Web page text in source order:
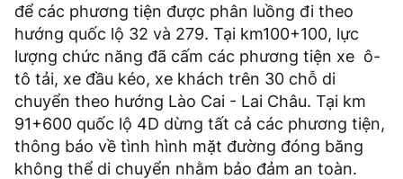
để các phương tiện được phân luồng đi theo
hướng quốc lộ 32 và 279. Tại km100+100, lực
lượng chức năng đã cấm các phương tiện xe ô-
tô tải, xe đầu kéo, xe khách trên 30 chỗ di
chuyển theo hướng Lào Cai - Lai Châu. Tại km
91+600 quốc lộ 4D dừng tất cả các phương tiện,
thông báo về tình hình mặt đường đóng băng
không thể di chuyển nhằm bảo đảm an toàn.